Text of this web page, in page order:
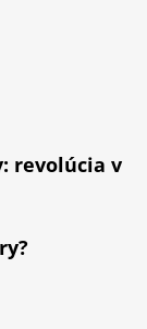
revolúcia v